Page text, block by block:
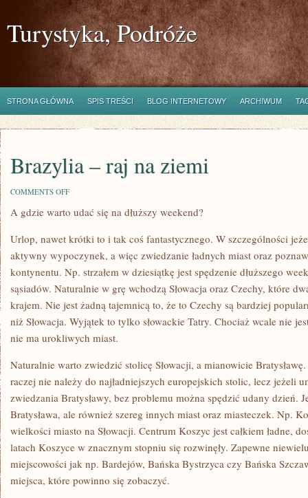
Turystyka, Podróże
STRONA GŁÓWNA SPIS TREŚCI BLOG INTERNETOWY ARCHIWUM
Brazylia – raj na ziemi
COMMENTS OFFON
–
ZIEMI
A gdzie warto udać się na dłuższy weekend?
Urlop, nawet krótki to i tak coś fantastycznego. W szczególności
aktywny wypoczynek, a więc zwiedzanie ładnych miast oraz
kontynentu. Np. strzałem w dziesiątkę jest spędzenie dłuższego
sąsiadów. Naturalnie w grę wchodzą Słowacja oraz Czechy, które
krajem. Nie jest żadną tajemnicą to, że to Czechy są bardziej
niż Słowacja. Wyjątek to tylko słowackie Tatry. Chociaż wcale nie
nie ma urokliwych miast.
Naturalnie warto zwiedzić stolicę Słowacji, a mianowicie
raczej nie należy do najładniejszych europejskich stolic, lecz jeżeli
zwiedzania Bratysławy, bez problemu można spędzić udany dzień.
Bratysława, ale również szereg innych miast oraz miasteczek. Np.
wielkości miasto na Słowacji. Centrum Koszyc jest całkiem ładne,
latach Koszyce w znacznym stopniu się rozwinęły. Zapewne
miejscowości jak np. Bardejów, Bańska Bystrzyca czy Bańska
miejsca, które powinno się zobaczyć.